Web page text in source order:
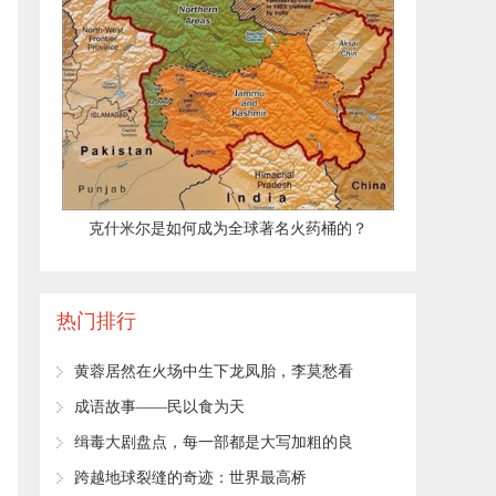
​克什米尔是如何成为全球著名火药桶的？
热门排行
​黄蓉居然在火场中生下龙凤胎，李莫愁看
见小孩心动了
​成语故事——民以食为天
​缉毒大剧盘点，每一部都是大写加粗的良
心剧！
​跨越地球裂缝的奇迹：世界最高桥